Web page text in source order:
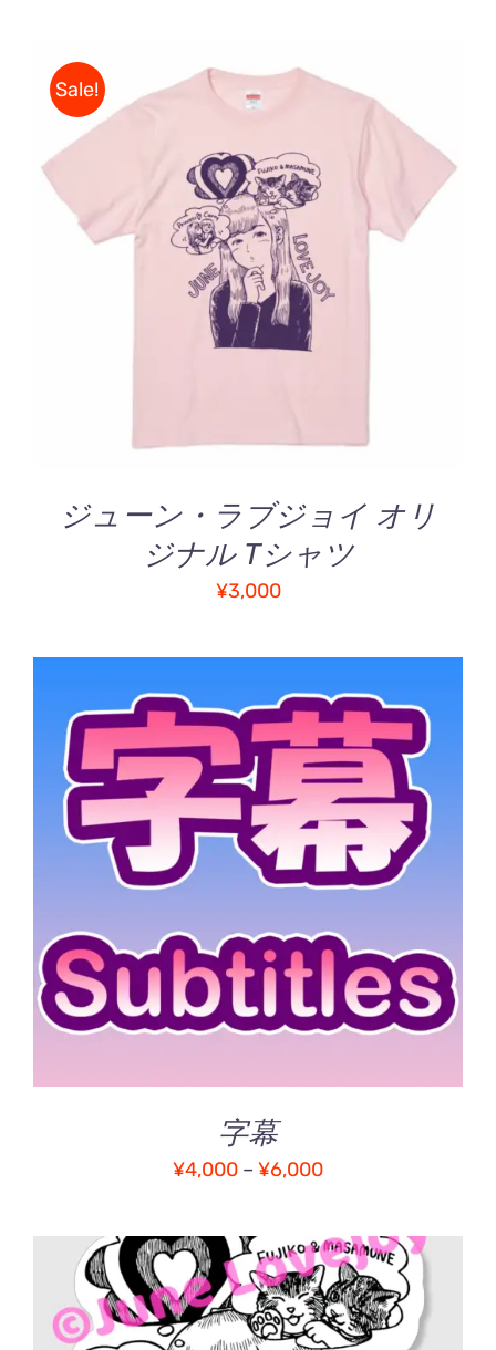
Sale!
5段階中
5.00の評価
オプションを選択こ
の
商
品
数
リ
エ
ン
あ
り
ま
す。
オ
プ
シ
ョ
は
商
品
ペ
ジ
選
き
ま
す
ジューン・ラブジョイ オリ
ジナル Tシャツ
¥3,000
オプションを選択
こ
の
品
に
は
複
ー
ョ
ン
が
あ
り
字幕
¥4,000 – ¥6,000価
帯:
¥4,000
–
¥6,000